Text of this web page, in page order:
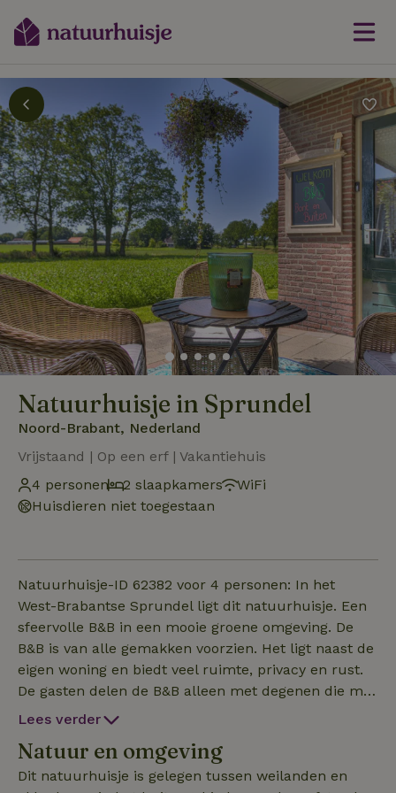
Natuurhuisje in Sprundel
Noord-Brabant, Nederland
Vrijstaand | Op een erf | Vakantiehuis
4 personen
2 slaapkamers
WiFi
Huisdieren niet toegestaan
Natuurhuisje-ID 62382 voor 4 personen: In het
West-Brabantse Sprundel ligt dit natuurhuisje. Een
sfeervolle B&B in een mooie groene omgeving. De
B&B is van alle gemakken voorzien. Het ligt naast de
eigen woning en biedt veel ruimte, privacy en rust.
De gasten delen de B&B alleen met degenen die met
ze meereizen. De B&B beschikt over een ruime
kachel, twee slaapkamers en een ruime badkamer.
Alles is begane grond en voor minder validen zeer
Lees verder
Natuur en omgeving
Dit natuurhuisje is gelegen tussen weilanden en